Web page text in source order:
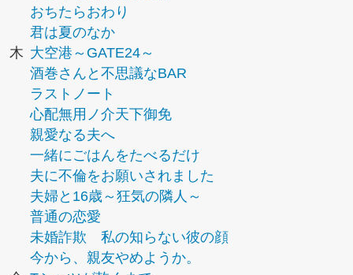
おちたらおわり
君は夏のなか
木 大空港～GATE24～
酒巻さんと不思議なBAR
ラストノート
心配無用ノ介天下御免
親愛なる夫へ
一緒にごはんをたべるだけ
夫に不倫をお願いされました
夫婦と16歳～狂気の隣人～
普通の恋愛
未婚詐欺 私の知らない彼の顔
今から、親友やめようか。